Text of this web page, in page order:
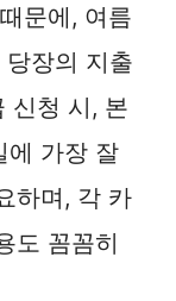
문에, 여름
장의 지출
신청 시, 본
에 가장 잘
하며, 각 카
도 꼼꼼히